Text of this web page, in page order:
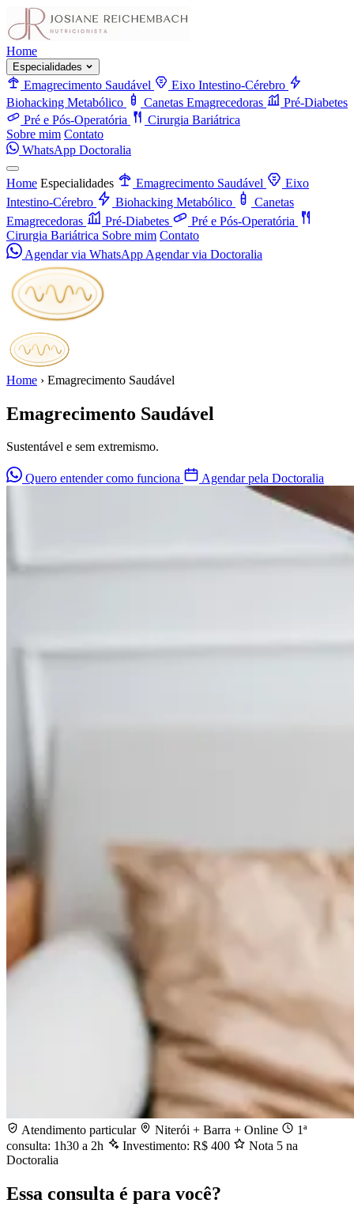
Home
Especialidades
Emagrecimento Saudável
Eixo Intestino-Cérebro
Biohacking Metabólico
Canetas Emagrecedoras
Pré-Diabetes
Pré e Pós-Operatória
Cirurgia Bariátrica
Sobre mim Contato
WhatsApp Doctoralia
Home Especialidades Emagrecimento Saudável
Eixo
Intestino-Cérebro
Biohacking Metabólico
Canetas
Emagrecedoras
Pré-Diabetes
Pré e Pós-Operatória
Cirurgia Bariátrica Sobre mim Contato
Agendar via WhatsApp Agendar via Doctoralia
Home › Emagrecimento Saudável
Emagrecimento Saudável
Sustentável e sem extremismo.
Quero entender como funciona Agendar pela Doctoralia
Atendimento particular Niterói + Barra + Online
1ª
consulta: 1h30 a 2h
Investimento: R$ 400
Nota 5 na
Doctoralia
Essa consulta é para você?